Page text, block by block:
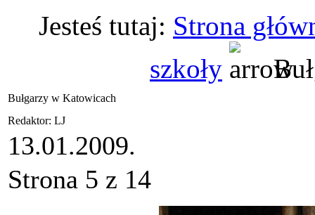
Jesteś tutaj: Strona
szkoły
Bułgarzy w Katowicach
Redaktor: LJ
13.01.2009.
Strona 5 z 14